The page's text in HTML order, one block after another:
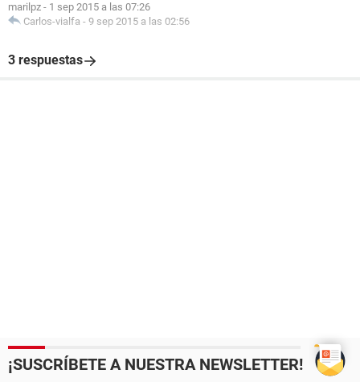
marilpz - 1 sep 2015 a las 07:26
Carlos-vialfa - 9 sep 2015 a las 02:56
3 respuestas
¡SUSCRÍBETE A NUESTRA NEWSLETTER!